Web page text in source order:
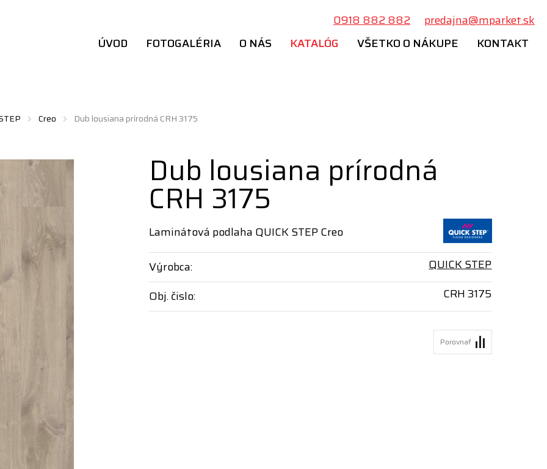
ÚVOD FOTOGALÉRIA O NÁS KATALÓG VŠETKO O NÁKUPE KONTAKT
0918 882 882 predajna@mparket.sk
Creo Dub lousiana prírodná CRH 3175
Dub lousiana prírodná
CRH 3175
Laminátová podlaha QUICK STEP Creo
Výrobca:
QUICK STEP
Obj. čislo:
CRH 3175
Porovnať